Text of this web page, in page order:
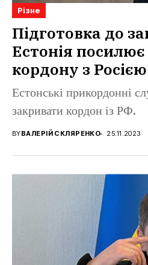
Різне
Підготовка до
Естонія посилює
кордону з Росією
Естонські прикордонні
закривати кордон із РФ.
BYВАЛЕРІЙ СКЛЯРЕНКО 25.11.2023